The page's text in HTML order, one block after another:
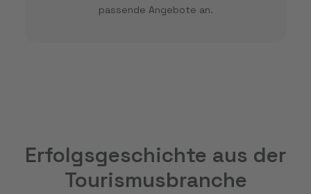
passende Angebote an.
Erfolgsgeschichte aus der
Tourismusbranche